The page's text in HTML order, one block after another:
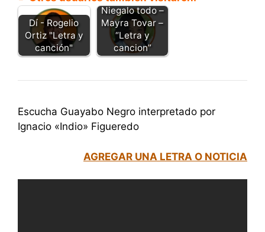
Dí - Rogelio
Ortiz "Letra y
canción"
Niegalo todo –
Mayra Tovar –
“Letra y
cancion”
Escucha Guayabo Negro interpretado por
Ignacio «Indio» Figueredo
AGREGAR UNA LETRA O NOTICIA